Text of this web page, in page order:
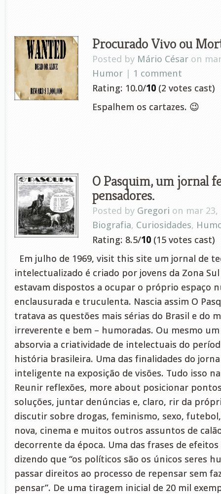
Procurado Vivo ou
Posted by Mário César on
Humor | 1 comment
Rating: 10.0/10 (2 votes cast)
Espalhem os cartazes. 😉
O Pasquim, um jornal
pensadores.
Posted by Gregori on mar
Biografia, Curiosidades,
Rating: 8.5/10 (15 votes cast)
Em julho de 1969, visit this site um jornal de
intelectualizado é criado por jovens da Zona Sul
estavam dispostos a ocupar o próprio espaço
enclausurada e truculenta. Nascia assim O
tratava as questões mais sérias do Brasil e do
irreverente e bem – humoradas. Ou mesmo
absorvia a criatividade de intelectuais do
história brasileira. Uma das finalidades do
inteligente na exposição de visões. Tudo isso
Reunir reflexões, more about posicionar
soluções, juntar denúncias e, claro, rir da
discutir sobre drogas, feminismo, sexo,
nova, cinema e muitos outros assuntos de
decorrente da época. Uma das frases de
dizendo que “os políticos são os únicos seres
passar direitos ao processo de repensar sem
pensar”. De uma tiragem inicial de 20 mil